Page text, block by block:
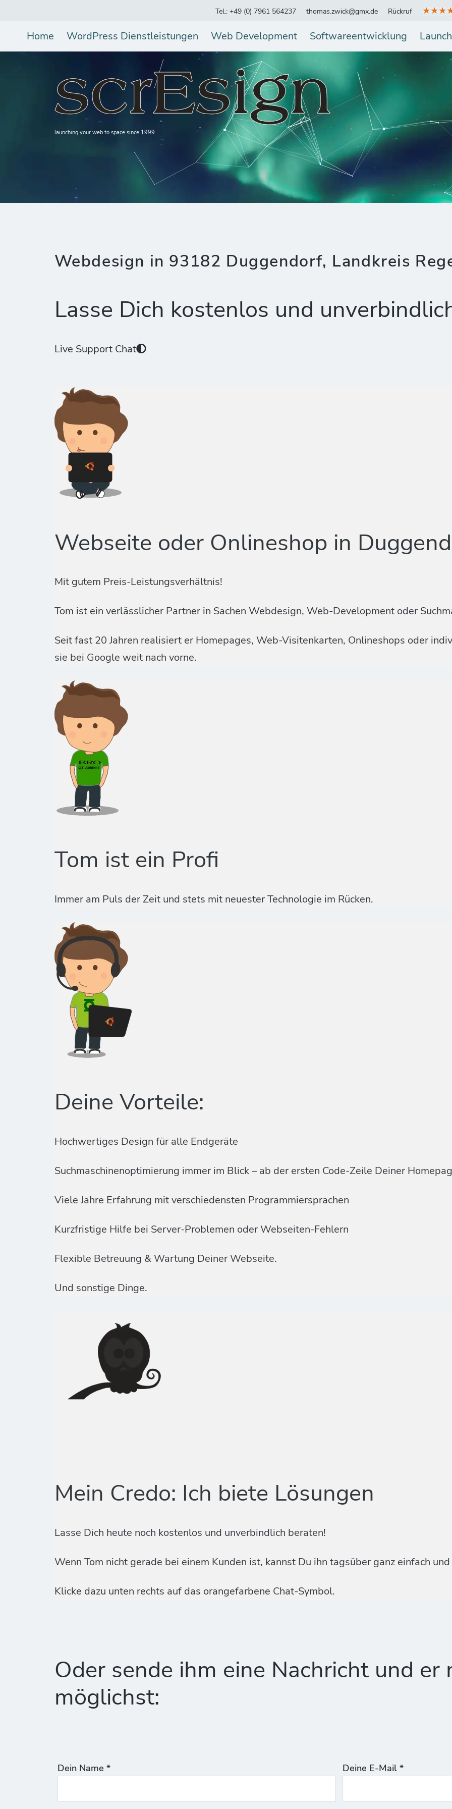
Tel.: +49 (0) 7961 564237 thomas.zwick@gmx.de Rückruf
Home WordPress Dienstleistungen Web Development Softwareentwicklung
launching your web to space since 1999
Webdesign in 93182 Duggendorf, Landkreis
Lasse Dich kostenlos und
Live Support Chat
Webseite oder Onlineshop in
Mit gutem Preis-Leistungsverhältnis!
Tom ist ein verlässlicher Partner in Sachen Webdesign, Web-Development oder
Seit fast 20 Jahren realisiert er Homepages, Web-Visitenkarten, Onlineshops oder
sie bei Google weit nach vorne.
Tom ist ein Profi
Immer am Puls der Zeit und stets mit neuester Technologie im Rücken.
Deine Vorteile:
Hochwertiges Design für alle Endgeräte
Suchmaschinenoptimierung immer im Blick – ab der ersten Code-Zeile Deiner
Viele Jahre Erfahrung mit verschiedensten Programmiersprachen
Kurzfristige Hilfe bei Server-Problemen oder Webseiten-Fehlern
Flexible Betreuung & Wartung Deiner Webseite.
Und sonstige Dinge.
Mein Credo: Ich biete Lösungen
Lasse Dich heute noch kostenlos und unverbindlich beraten!
Wenn Tom nicht gerade bei einem Kunden ist, kannst Du ihn tagsüber ganz einfach
Klicke dazu unten rechts auf das orangefarbene Chat-Symbol.
Oder sende ihm eine Nachricht und
möglichst:
Dein Name * Deine E-Mail *